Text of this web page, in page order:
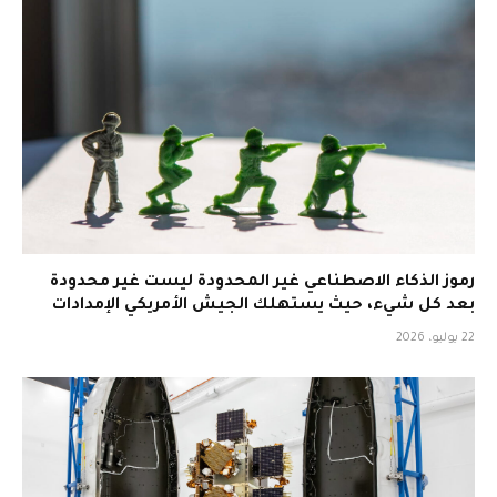
رموز الذكاء الاصطناعي غير المحدودة ليست غير محدودة
بعد كل شيء، حيث يستهلك الجيش الأمريكي الإمدادات
22 يوليو، 2026